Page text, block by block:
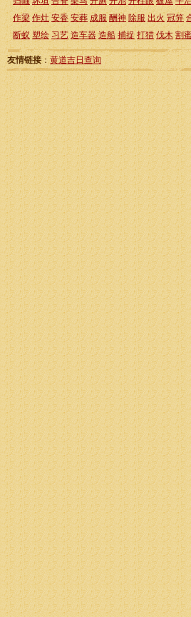
作梁 作灶 安香 安葬 成服 酬神 除服 出火 冠笄
断蚁 塑绘 习艺 造车器 造船 捕捉 打猎 伐木 割
友情链接：黄道吉日查询